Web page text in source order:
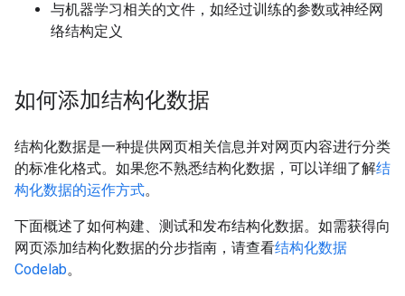
与机器学习相关的文件，如经过训练的参数或神经网
络结构定义
如何添加结构化数据
结构化数据是一种提供网页相关信息并对网页内容进行分类
的标准化格式。如果您不熟悉结构化数据，可以详细了解结
构化数据的运作方式。
下面概述了如何构建、测试和发布结构化数据。如需获得向
网页添加结构化数据的分步指南，请查看结构化数据
Codelab。